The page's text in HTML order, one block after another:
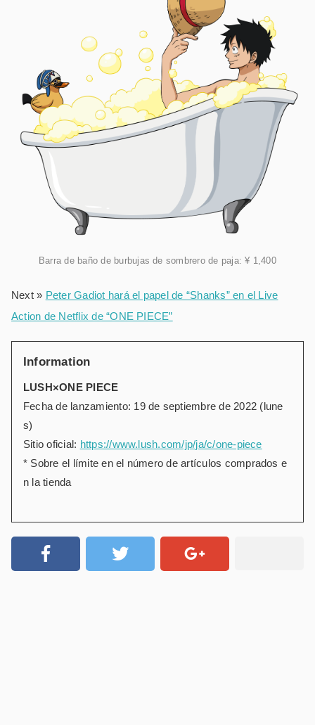
Barra de baño de burbujas de sombrero de paja: ¥ 1,400
Next » Peter Gadiot hará el papel de “Shanks” en el Live
Action de Netflix de “ONE PIECE”
Information
LUSH×ONE PIECE
Fecha de lanzamiento: 19 de septiembre de 2022 (lune
s)
Sitio oficial: https://www.lush.com/jp/ja/c/one-piece
* Sobre el límite en el número de artículos comprados e
n la tienda